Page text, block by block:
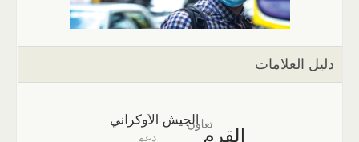
دليل العلامات